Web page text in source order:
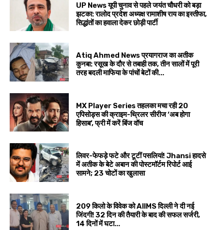
UP News यूपी चुनाव से पहले जयंत चौधरी को बड़ा
झटका: रालोद प्रदेश अध्यक्ष रामाशीष राय का इस्तीफा,
सिद्धांतों का हवाला देकर छोड़ी पार्टी
Atiq Ahmed News प्रयागराज का अतीक
कुनबा: रसूख के दौर से तबाही तक, तीन सालों में पूरी
तरह बदली माफिया के पांचों बेटों की...
MX Player Series तहलका मचा रही 20
एपिसोड्स की क्राइम-थ्रिलर सीरीज ‘अब होगा
हिसाब’, फ्री में करें बिंज वॉच
लिवर-फेफड़े फटे और टूटीं पसलियां! Jhansi हादसे
में अतीक के बेटे अबान की पोस्टमॉर्टम रिपोर्ट आई
सामने; 23 चोटों का खुलासा
209 किलो के विवेक को AIIMS दिल्ली ने दी नई
जिंदगी! 32 दिन की तैयारी के बाद की सफल सर्जरी,
14 दिनों में घटा...